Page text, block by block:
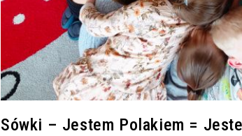
Sówki – Jestem Polakiem =